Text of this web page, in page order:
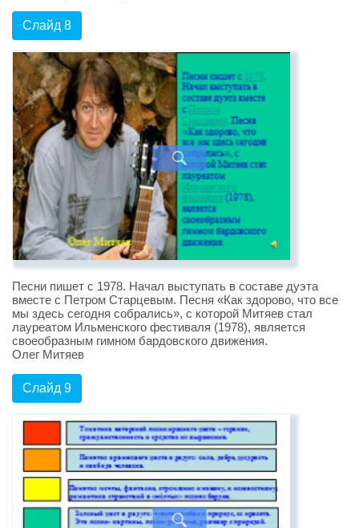
Слайд 8
Песни пишет с 1978. Начал выступать в составе дуэта
вместе с Петром Старцевым. Песня «Как здорово, что все
мы здесь сегодня собрались», с которой Митяев стал
лауреатом Ильменского фестиваля (1978), является
своеобразным гимном бардовского движения.
Олег Митяев
Слайд 9